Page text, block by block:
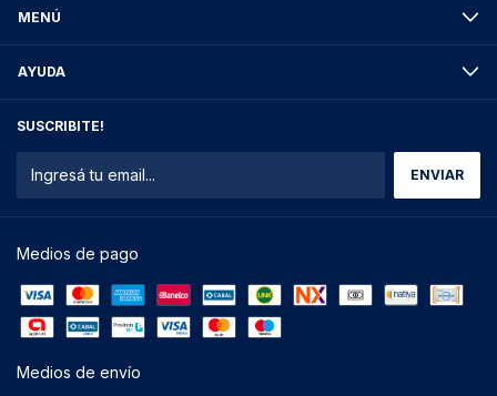
MENÚ
AYUDA
SUSCRIBITE!
Medios de pago
Medios de envío